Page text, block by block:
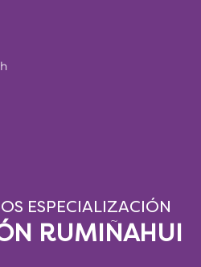
ESPECIALIZACIÓN
RUMIÑAHUI